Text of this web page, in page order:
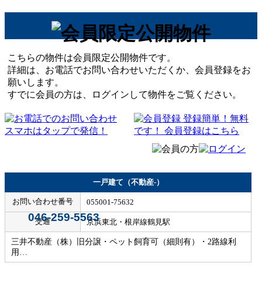
こちらの物件は会員限定公開物件です。
詳細は、お電話でお問い合わせいただくか、会員登録をお
願いします。
すでに会員の方は、ログインして物件をご覧ください。
046-259-5563
一戸建て（不動産-）
お問い合わせ番号 055001-75632
交通 京浜東北・根岸線鶴見駅
三井不動産（株）旧分譲・ペット飼育可（細則有）・2路線利
用…